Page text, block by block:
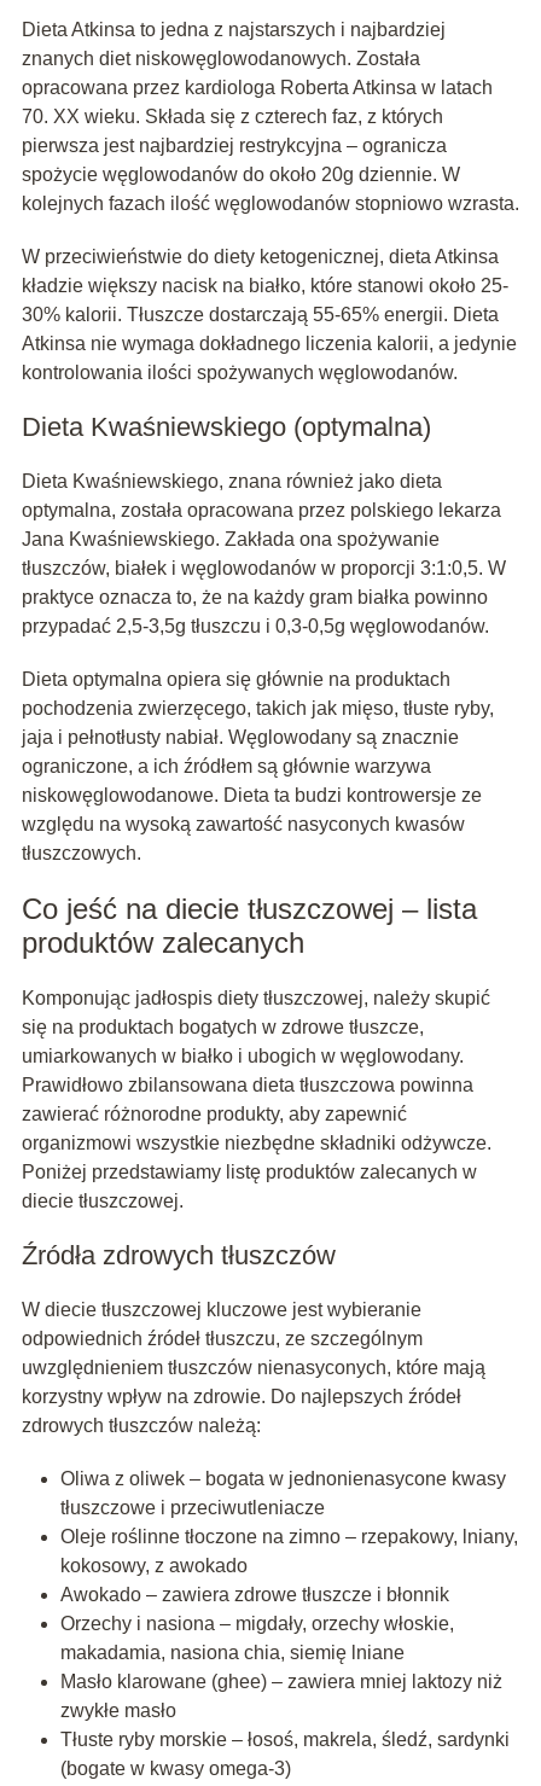
Dieta Atkinsa to jedna z najstarszych i najbardziej
znanych diet niskowęglowodanowych. Została
opracowana przez kardiologa Roberta Atkinsa w latach
70. XX wieku. Składa się z czterech faz, z których
pierwsza jest najbardziej restrykcyjna – ogranicza
spożycie węglowodanów do około 20g dziennie. W
kolejnych fazach ilość węglowodanów stopniowo wzrasta.
W przeciwieństwie do diety ketogenicznej, dieta Atkinsa
kładzie większy nacisk na białko, które stanowi około 25-
30% kalorii. Tłuszcze dostarczają 55-65% energii. Dieta
Atkinsa nie wymaga dokładnego liczenia kalorii, a jedynie
kontrolowania ilości spożywanych węglowodanów.
Dieta Kwaśniewskiego (optymalna)
Dieta Kwaśniewskiego, znana również jako dieta
optymalna, została opracowana przez polskiego lekarza
Jana Kwaśniewskiego. Zakłada ona spożywanie
tłuszczów, białek i węglowodanów w proporcji 3:1:0,5. W
praktyce oznacza to, że na każdy gram białka powinno
przypadać 2,5-3,5g tłuszczu i 0,3-0,5g węglowodanów.
Dieta optymalna opiera się głównie na produktach
pochodzenia zwierzęcego, takich jak mięso, tłuste ryby,
jaja i pełnotłusty nabiał. Węglowodany są znacznie
ograniczone, a ich źródłem są głównie warzywa
niskowęglowodanowe. Dieta ta budzi kontrowersje ze
względu na wysoką zawartość nasyconych kwasów
tłuszczowych.
Co jeść na diecie tłuszczowej – lista
produktów zalecanych
Komponując jadłospis diety tłuszczowej, należy skupić
się na produktach bogatych w zdrowe tłuszcze,
umiarkowanych w białko i ubogich w węglowodany.
Prawidłowo zbilansowana dieta tłuszczowa powinna
zawierać różnorodne produkty, aby zapewnić
organizmowi wszystkie niezbędne składniki odżywcze.
Poniżej przedstawiamy listę produktów zalecanych w
diecie tłuszczowej.
Źródła zdrowych tłuszczów
W diecie tłuszczowej kluczowe jest wybieranie
odpowiednich źródeł tłuszczu, ze szczególnym
uwzględnieniem tłuszczów nienasyconych, które mają
korzystny wpływ na zdrowie. Do najlepszych źródeł
zdrowych tłuszczów należą:
Oliwa z oliwek – bogata w jednonienasycone kwasy
tłuszczowe i przeciwutleniacze
Oleje roślinne tłoczone na zimno – rzepakowy, lniany,
kokosowy, z awokado
Awokado – zawiera zdrowe tłuszcze i błonnik
Orzechy i nasiona – migdały, orzechy włoskie,
makadamia, nasiona chia, siemię lniane
Masło klarowane (ghee) – zawiera mniej laktozy niż
zwykłe masło
Tłuste ryby morskie – łosoś, makrela, śledź, sardynki
(bogate w kwasy omega-3)